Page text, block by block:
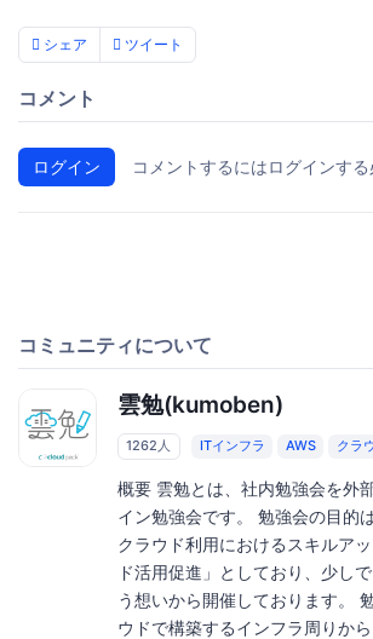
シェア ツイート
コメント
ログイン コメントするにはログインする
コミュニティについて
雲勉(kumoben)
1262人 ITインフラ AWS クラ
概要 雲勉とは、社内勉強会を外
イン勉強会です。 勉強会の目的
クラウド利用におけるスキルア
ド活用促進」としており、少し
う想いから開催しております。
ウドで構築するインフラ周りか